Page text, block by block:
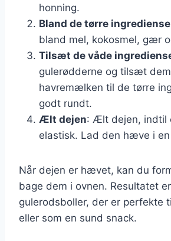
honning.
Bland de tørre
bland mel, kokosmel, gær
Tilsæt de våde
gulerødderne og tilsæt
havremælken til de tørre
godt rundt.
Ælt dejen: Ælt dejen, indtil
elastisk. Lad den hæve i
Når dejen er hævet, kan du
bage dem i ovnen. Resultatet
gulerodsboller, der er perfekte
eller som en sund snack.